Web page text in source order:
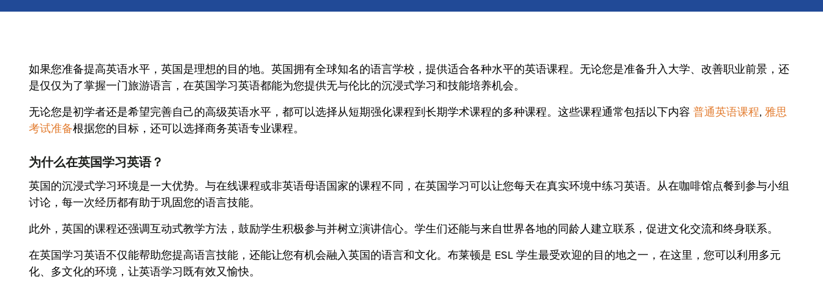
如果您准备提高英语水平，英国是理想的目的地。英国拥有全球知名的语言学校，提供适合各种水平的英语课程。无论您是准备升入大学、改善职业前景，还
是仅仅为了掌握一门旅游语言，在英国学习英语都能为您提供无与伦比的沉浸式学习和技能培养机会。
无论您是初学者还是希望完善自己的高级英语水平，都可以选择从短期强化课程到长期学术课程的多种课程。这些课程通常包括以下内容 普通英语课程, 雅思
考试准备根据您的目标，还可以选择商务英语专业课程。
为什么在英国学习英语？
英国的沉浸式学习环境是一大优势。与在线课程或非英语母语国家的课程不同，在英国学习可以让您每天在真实环境中练习英语。从在咖啡馆点餐到参与小组
讨论，每一次经历都有助于巩固您的语言技能。
此外，英国的课程还强调互动式教学方法，鼓励学生积极参与并树立演讲信心。学生们还能与来自世界各地的同龄人建立联系，促进文化交流和终身联系。
在英国学习英语不仅能帮助您提高语言技能，还能让您有机会融入英国的语言和文化。布莱顿是 ESL 学生最受欢迎的目的地之一，在这里，您可以利用多元
化、多文化的环境，让英语学习既有效又愉快。